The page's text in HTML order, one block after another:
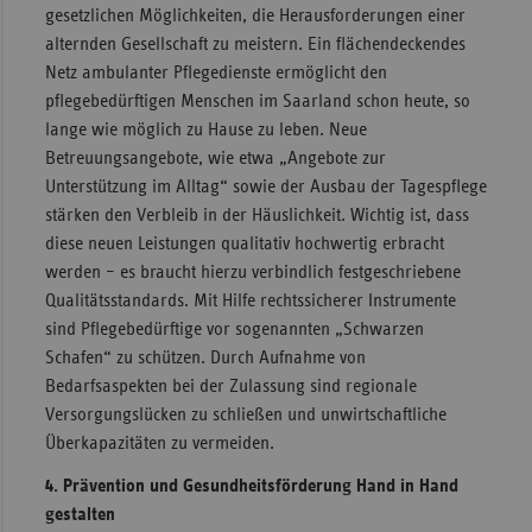
gesetzlichen Möglichkeiten, die Herausforderungen einer
alternden Gesellschaft zu meistern. Ein flächendeckendes
Netz ambulanter Pflegedienste ermöglicht den
pflegebedürftigen Menschen im Saarland schon heute, so
lange wie möglich zu Hause zu leben. Neue
Betreuungsangebote, wie etwa „Angebote zur
Unterstützung im Alltag“ sowie der Ausbau der Tagespflege
stärken den Verbleib in der Häuslichkeit. Wichtig ist, dass
diese neuen Leistungen qualitativ hochwertig erbracht
werden – es braucht hierzu verbindlich festgeschriebene
Qualitätsstandards. Mit Hilfe rechtssicherer Instrumente
sind Pflegebedürftige vor sogenannten „Schwarzen
Schafen“ zu schützen. Durch Aufnahme von
Bedarfsaspekten bei der Zulassung sind regionale
Versorgungslücken zu schließen und unwirtschaftliche
Überkapazitäten zu vermeiden.
4. Prävention und Gesundheitsförderung Hand in Hand
gestalten